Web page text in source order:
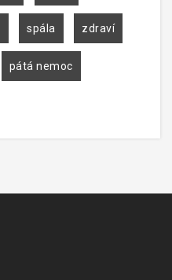
spála zdraví
pátá nemoc